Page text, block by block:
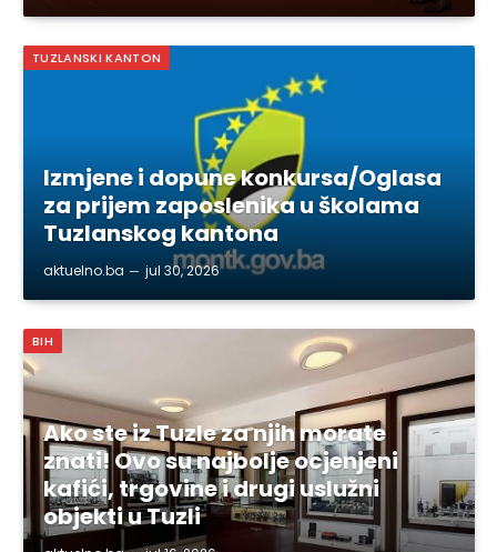
TUZLANSKI KANTON
Izmjene i dopune konkursa/Oglasa
za prijem zaposlenika u školama
Tuzlanskog kantona
aktuelno.ba jul 30, 2026
BIH
Ako ste iz Tuzle za njih morate
znati! Ovo su najbolje ocjenjeni
kafići, trgovine i drugi uslužni
objekti u Tuzli